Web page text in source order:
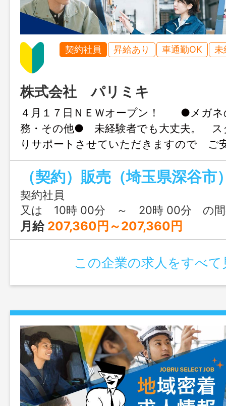
契約社員 昇給あり 車通勤OK 未
株式会社 パリミキ
４月１７日ＮＥＷオープン！ ●メガネ
務・その他● 未経験者でも大丈夫。 ス
りサポートさせていただきますので ご
い！ お客様からの”ありがとう”がとっ
事です♪ あなたのご応募お待ちして
範囲：変更なし
契約社員
又は 10時 00分 ～ 20時 00分 の間
月給 207,360円～207,360円
この企業の求人をすべて